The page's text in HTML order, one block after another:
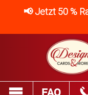
📢 Jetzt 50 %
FAQ